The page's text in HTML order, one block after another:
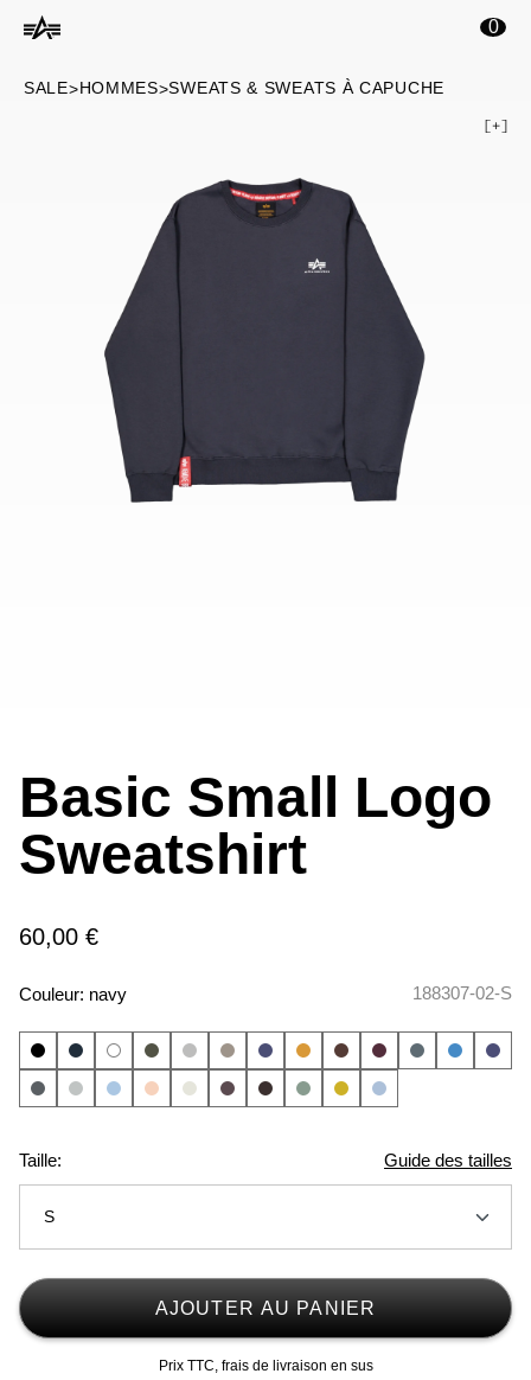
principal 0
SALE>HOMMES>SWEATS & SWEATS À CAPUCHE
Basic Small Logo
Sweatshirt
60,00 €
Couleur: navy 188307-02-S
Taille: Guide des tailles
S
S Stock faible
AJOUTER AU PANIER
Prix TTC, frais de livraison en sus